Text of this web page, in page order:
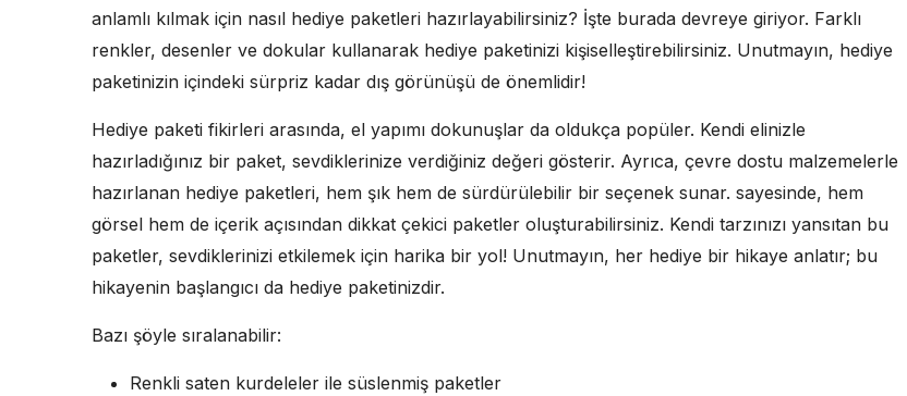
anlamlı kılmak için nasıl hediye paketleri hazırlayabilirsiniz? İşte burada devreye giriyor. Farklı
renkler, desenler ve dokular kullanarak hediye paketinizi kişiselleştirebilirsiniz. Unutmayın, hediye
paketinizin içindeki sürpriz kadar dış görünüşü de önemlidir!
Hediye paketi fikirleri arasında, el yapımı dokunuşlar da oldukça popüler. Kendi elinizle
hazırladığınız bir paket, sevdiklerinize verdiğiniz değeri gösterir. Ayrıca, çevre dostu malzemelerle
hazırlanan hediye paketleri, hem şık hem de sürdürülebilir bir seçenek sunar. sayesinde, hem
görsel hem de içerik açısından dikkat çekici paketler oluşturabilirsiniz. Kendi tarzınızı yansıtan bu
paketler, sevdiklerinizi etkilemek için harika bir yol! Unutmayın, her hediye bir hikaye anlatır; bu
hikayenin başlangıcı da hediye paketinizdir.
Bazı şöyle sıralanabilir:
Renkli saten kurdeleler ile süslenmiş paketler